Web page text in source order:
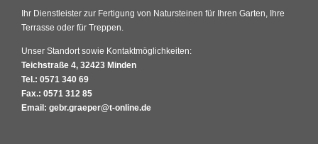
Ihr Dienstleister zur Fertigung von Natursteinen für Ihren Garten, Ihre
Terrasse oder für Treppen.
Unser Standort sowie Kontaktmöglichkeiten:
Teichstraße 4, 32423 Minden
Tel.: 0571 340 69
Fax.: 0571 312 85
Email: gebr.graeper@t-online.de